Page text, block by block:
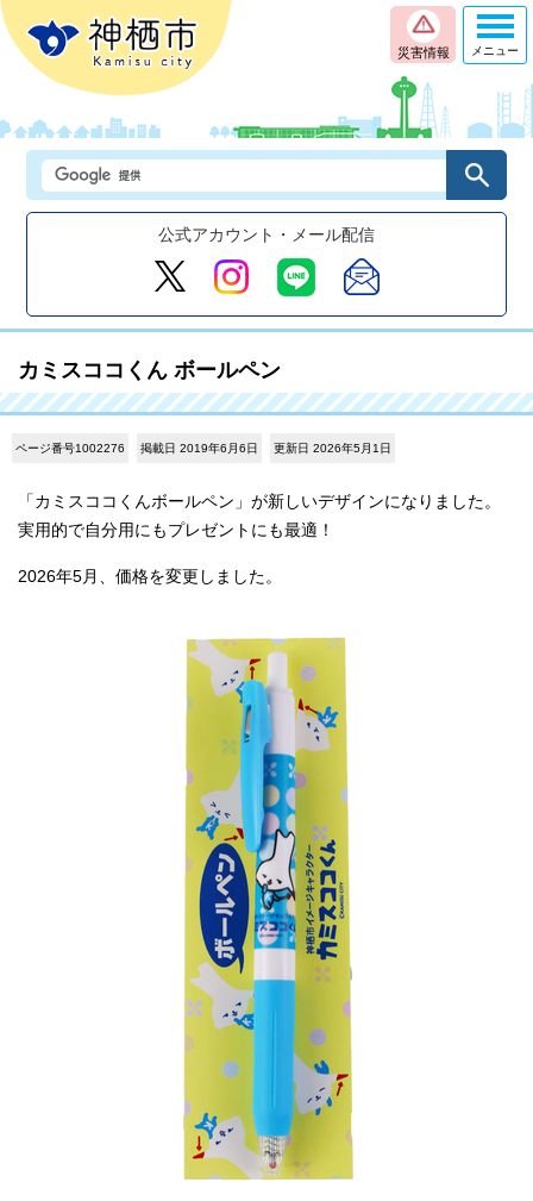
災害情報
公式アカウント・メール配信
メニュー
カミスココくん ボールペン
ページ番号1002276 掲載日 2019年6月6日 更新日 2026年5月1日
「カミスココくんボールペン」が新しいデザインになりました。
実用的で自分用にもプレゼントにも最適！
2026年5月、価格を変更しました。